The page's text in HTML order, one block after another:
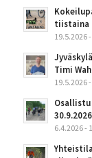
tiistaina
19.5.2026
Timi
19.5.2026
Osallistu
6.4.2026 -